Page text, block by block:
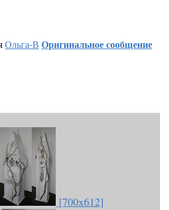
Ольга-В Оригинальное сообщение
[700x612]